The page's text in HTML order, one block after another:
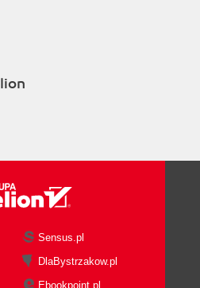
Sensus.pl
DlaBystrzakow.pl
Ebookpoint.pl